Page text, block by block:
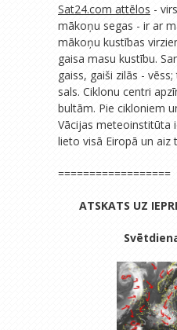
Sat24.com attēlos -
mākoņu segas - ir ar
mākoņu kustības
gaisa masu kustību.
gaiss, gaiši zilās -
sals. Ciklonu centri
bultām. Pie cikloniem
Vācijas meteoinstitūta
lieto visā Eiropā un aiz
==================
ATSKATS UZ